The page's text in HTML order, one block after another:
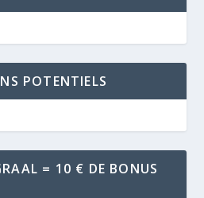
POTENTIELS
= 10 € DE BONUS